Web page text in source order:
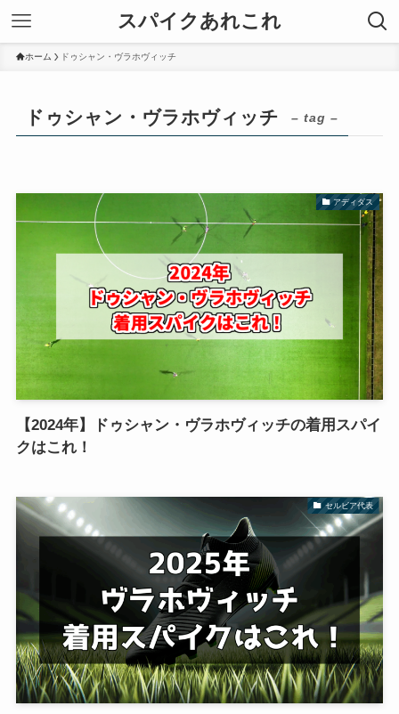
スパイクあれこれ
ホーム ドゥシャン・ヴラホヴィッチ
ドゥシャン・ヴラホヴィッチ – tag –
アディダス
【2024年】ドゥシャン・ヴラホヴィッチの着用スパイ
クはこれ！
セルビア代表